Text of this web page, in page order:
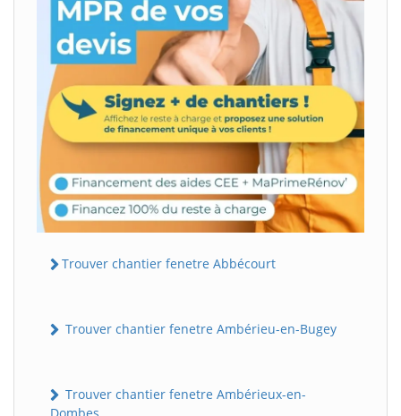
Trouver chantier fenetre Abbécourt
Trouver chantier fenetre Ambérieu-en-Bugey
Trouver chantier fenetre Ambérieux-en-